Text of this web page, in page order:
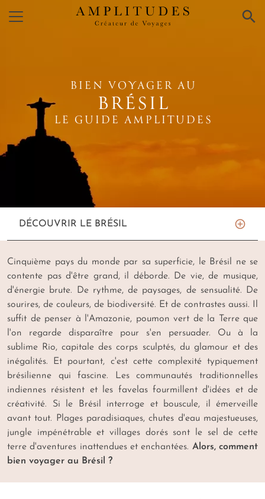
×
BIEN VOYAGER AU
BRÉSIL
LE GUIDE AMPLITUDES
DÉCOUVRIR LE BRÉSIL
Cinquième pays du monde par sa superficie, le Brésil ne se
contente pas d'être grand, il déborde. De vie, de musique,
d'énergie brute. De rythme, de paysages, de sensualité. De
sourires, de couleurs, de biodiversité. Et de contrastes aussi. Il
suffit de penser à l'Amazonie, poumon vert de la Terre que
l'on regarde disparaître pour s'en persuader. Ou à la
sublime Rio, capitale des corps sculptés, du glamour et des
inégalités. Et pourtant, c'est cette complexité typiquement
brésilienne qui fascine. Les communautés traditionnelles
indiennes résistent et les favelas fourmillent d'idées et de
créativité. Si le Brésil interroge et bouscule, il émerveille
avant tout. Plages paradisiaques, chutes d'eau majestueuses,
jungle impénétrable et villages dorés sont le sel de cette
terre d'aventures inattendues et enchantées. Alors, comment
bien voyager au Brésil ?